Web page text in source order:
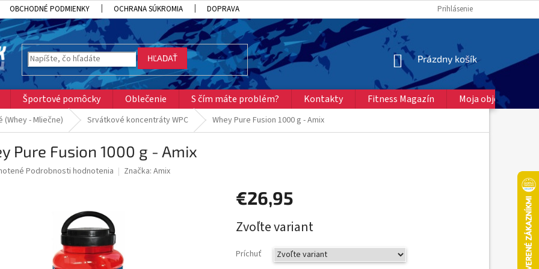
OBCHODNÉ PODMIENKY OCHRANA SÚKROMIA DOPRAVA Prihlásenie
HĽADAŤ
NÁKUPNÝ
KOŠÍK
Prázdny košík
Športové pomôcky Oblečenie S čím máte problém? Kontakty Fitness Magazín Moja objednávka
(Whey - Mliečne) Srvátkové koncentráty WPC Whey Pure Fusion 1000 g - Amix
Pure Fusion 1000 g - Amix
Podrobnosti hodnotenia Značka: Amix
€26,95
cena:
Zvoľte variant
Príchuť